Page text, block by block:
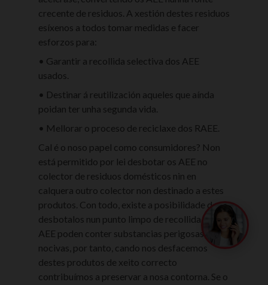
crecente de residuos. A xestión destes residuos
esíxenos a todos tomar medidas e facer
esforzos para:
• Garantir a recollida selectiva dos AEE
usados.
• Destinar á reutilización aqueles que aínda
poidan ter unha segunda vida.
• Mellorar o proceso de reciclaxe dos RAEE.
Cal é o noso papel como consumidores? Non
está permitido por lei desbotar os AEE no
colector de residuos domésticos nin en
calquera outro colector non destinado a estes
produtos. Con todo, existe a posibilidade de
desbotalos nun punto limpo de recollida. Os
AEE poden conter substancias perigosas e/ou
nocivas, por tanto, cando nos desfacemos
destes produtos de xeito correcto
contribuímos a preservar a nosa contorna. Se o
queres